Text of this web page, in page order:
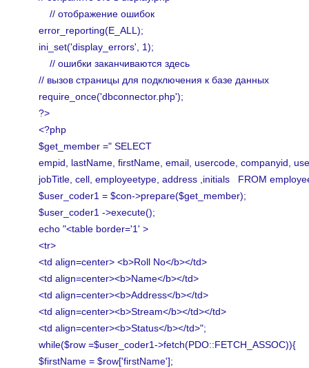
// отображение ошибок
error_reporting(E_ALL);
ini_set('display_errors', 1);
// ошибки заканчиваются здесь
// вызов страницы для подключения к базе данных
require_once('dbconnector.php');
?>
<?php
$get_member =" SELECT
empid, lastName, firstName, email, usercode, companyid,
jobTitle, cell, employeetype, address ,initials FROM
$user_coder1 = $con->prepare($get_member);
$user_coder1 ->execute();
echo "<table border='1' >
<tr>
<td align=center> <b>Roll No</b></td>
<td align=center><b>Name</b></td>
<td align=center><b>Address</b></td>
<td align=center><b>Stream</b></td></td>
<td align=center><b>Status</b></td>";
while($row =$user_coder1->fetch(PDO::FETCH_ASSOC)){
$firstName = $row['firstName'];